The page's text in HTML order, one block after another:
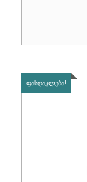
ᲤᲐᲡᲓᲐᲙᲚᲔᲑᲐ!